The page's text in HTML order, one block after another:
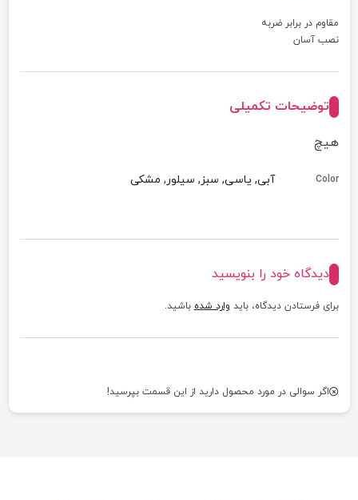
مقاوم در برابر ضربه
نصب آسان
توضیحات تکمیلی
هیچ
Color آبی, یاسی, سبز, سیلور, مشکی
دیدگاه خود را بنویسید
برای فرستادن دیدگاه، باید وارد شده باشید.
اگر سوالی در مورد محصول دارید از این قسمت بپرسید!